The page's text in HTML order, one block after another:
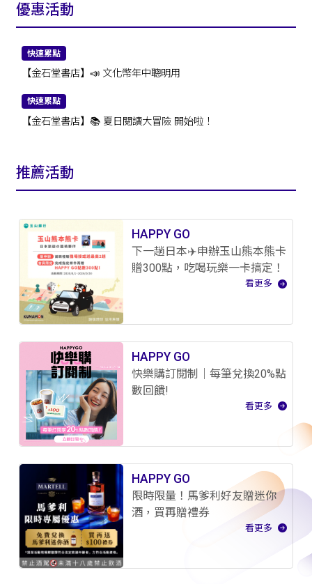
優惠活動
快速累點
【金石堂書店】📣 文化幣年中聰明用
快速累點
【金石堂書店】📚 夏日閱讀大冒險 開始啦！
推薦活動
HAPPY GO
下一趟日本✈️申辦玉山熊本熊卡
贈300點，吃喝玩樂一卡搞定！
看更多
HAPPY GO
快樂購訂閱制｜每筆兌換20%點
數回饋!
看更多
HAPPY GO
限時限量！馬爹利好友贈迷你
酒，買再贈禮券
看更多